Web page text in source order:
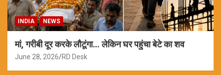
INDIA NEWS
मां, गरीबी दूर करके लौटूंगा… लेकिन घर पहुंचा बेटे का शव
June 28, 2026 RD Desk